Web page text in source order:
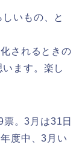
いもの、と
されるときの
ます。楽し
。3月は31日
度中、3月い